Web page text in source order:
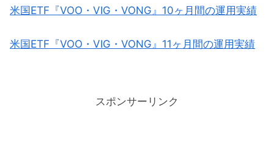
米国ETF『VOO・VIG・VONG』10ヶ月間の運用実績
米国ETF『VOO・VIG・VONG』11ヶ月間の運用実績
スポンサーリンク